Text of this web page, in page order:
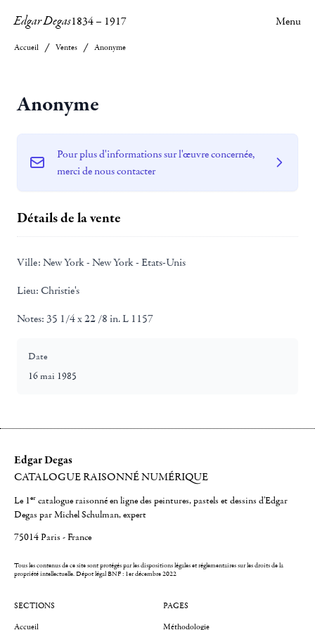
Edgar Degas1834– 1917 Menu
Accueil Ventes Anonyme
Anonyme
Pour plus d'informations sur l'œuvre concernée,
merci de nous contacter
Détails de la vente
Ville: New York - New York - Etats-Unis
Lieu: Christie's
Notes: 35 1/4 x 22 /8 in. L 1157
Date
16 mai 1985
Edgar Degas
CATALOGUE RAISONNÉ NUMÉRIQUE
Le 1er catalogue raisonné en ligne des peintures, pastels et dessins d'Edgar
Degas par Michel Schulman, expert
75014 Paris - France
Tous les contenus de ce site sont protégés par les dispositions légales et réglementaires sur les droits de la
propriété intellectuelle.Dépot légal BNF : 1er décembre 2022
SECTIONS
Accueil
PAGES
Méthodologie